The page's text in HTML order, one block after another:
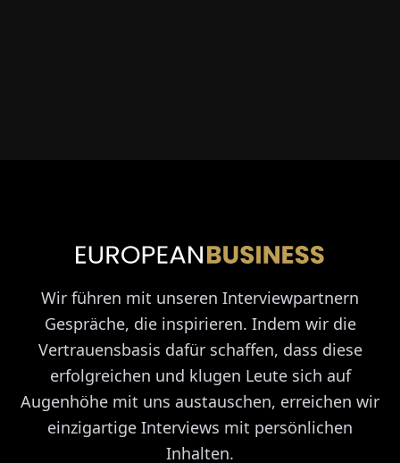
Wir führen mit unseren Interviewpartnern
Gespräche, die inspirieren. Indem wir die
Vertrauensbasis dafür schaffen, dass diese
erfolgreichen und klugen Leute sich auf
Augenhöhe mit uns austauschen, erreichen wir
einzigartige Interviews mit persönlichen
Inhalten.